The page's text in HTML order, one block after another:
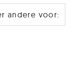
andere voor: